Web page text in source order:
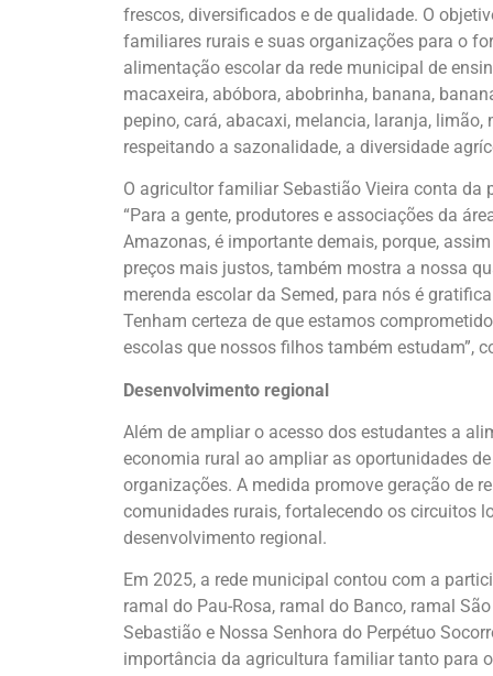
frescos, diversificados e de qualidade. O
familiares rurais e suas organizações para o
alimentação escolar da rede municipal de
macaxeira, abóbora, abobrinha, banana,
pepino, cará, abacaxi, melancia, laranja,
respeitando a sazonalidade, a diversidade
O agricultor familiar Sebastião Vieira conta da
“Para a gente, produtores e associações da
Amazonas, é importante demais, porque,
preços mais justos, também mostra a nossa
merenda escolar da Semed, para nós é
Tenham certeza de que estamos
escolas que nossos filhos também estudam”,
Desenvolvimento regional
Além de ampliar o acesso dos estudantes a
economia rural ao ampliar as oportunidades
organizações. A medida promove geração de
comunidades rurais, fortalecendo os circuitos
desenvolvimento regional.
Em 2025, a rede municipal contou com a
ramal do Pau-Rosa, ramal do Banco, ramal
Sebastião e Nossa Senhora do Perpétuo
importância da agricultura familiar tanto para